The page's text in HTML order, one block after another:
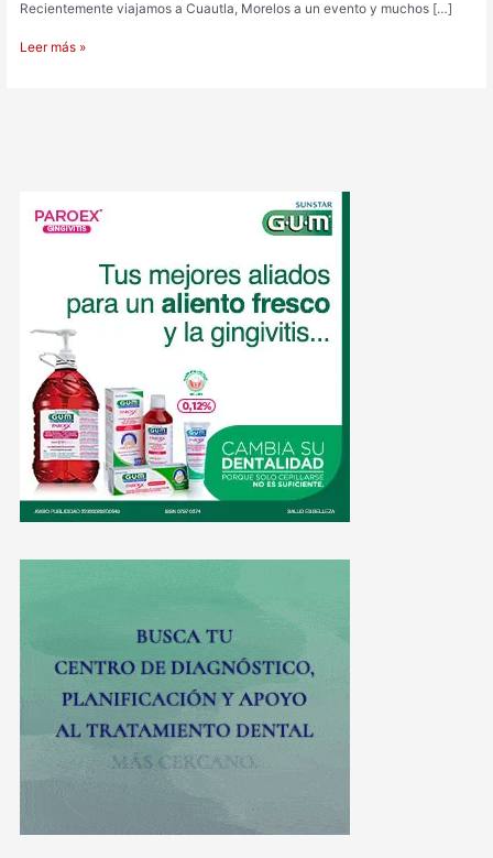
Recientemente viajamos a Cuautla, Morelos a un evento y muchos […]
Leer más »